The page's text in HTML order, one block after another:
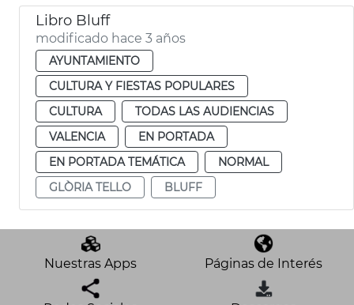
Libro Bluff
modificado hace 3 años
AYUNTAMIENTO
CULTURA Y FIESTAS POPULARES
CULTURA
TODAS LAS AUDIENCIAS
VALENCIA
EN PORTADA
EN PORTADA TEMÁTICA
NORMAL
GLÒRIA TELLO
BLUFF
Nuestras Apps Páginas de Interés